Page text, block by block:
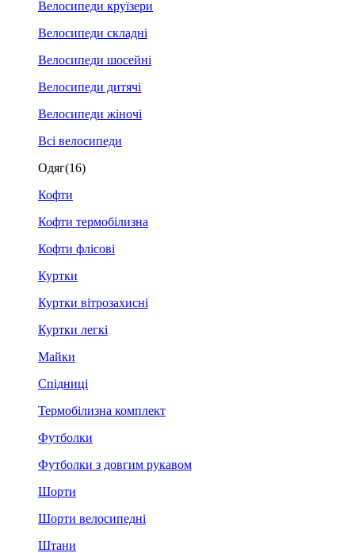
Велосипеди круїзери
Велосипеди складні
Велосипеди шосейні
Велосипеди дитячі
Велосипеди жіночі
Всі велосипеди
Одяг(16)
Кофти
Кофти термобілизна
Кофти флісові
Куртки
Куртки вітрозахисні
Куртки легкі
Майки
Спідниці
Термобілизна комплект
Футболки
Футболки з довгим рукавом
Шорти
Шорти велосипедні
Штани